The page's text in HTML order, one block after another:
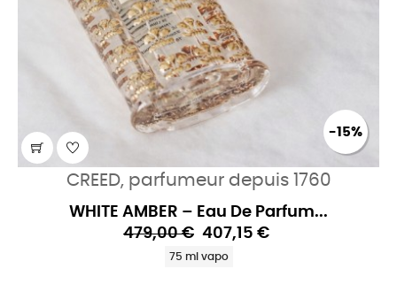
-15%
CREED, parfumeur depuis 1760
WHITE AMBER – Eau De Parfum...
479,00 € 407,15 €
75 ml vapo